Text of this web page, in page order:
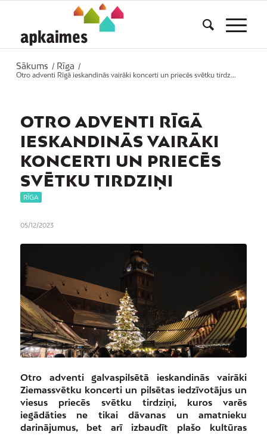
Sākums / Rīga
/
Otro adventi Rīgā ieskandinās vairāki koncerti un priecēs svētku tirdz...
OTRO ADVENTI RĪGĀ
IESKANDINĀS VAIRĀKI
KONCERTI UN PRIECĒS
SVĒTKU TIRDZIŅI
RĪGA
05/12/2023
Otro adventi galvaspilsētā ieskandinās vairāki
Ziemassvētku koncerti un pilsētas iedzīvotājus un
viesus priecēs svētku tirdziņi, kuros varēs
iegādāties ne tikai dāvanas un amatnieku
darinājumus, bet arī izbaudīt plašo kultūras